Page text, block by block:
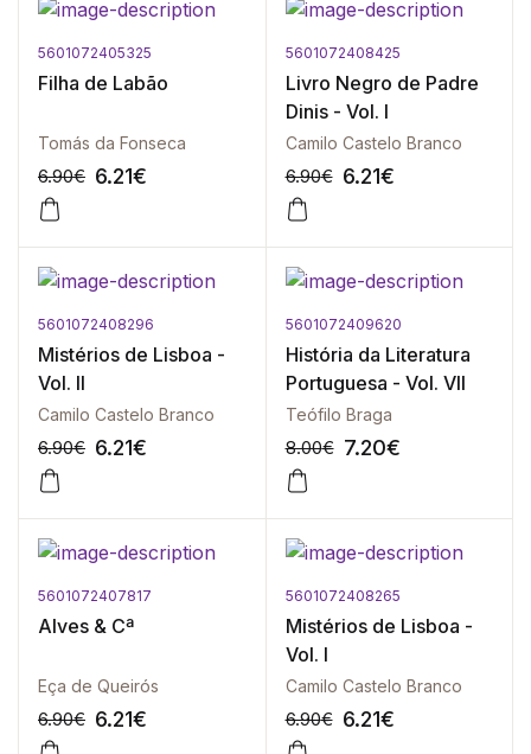
5601072405325
Filha de Labão
Tomás da Fonseca
6.90€ 6.21€
5601072408425
Livro Negro de Padre
Dinis - Vol. I
Camilo Castelo Branco
6.90€ 6.21€
5601072408296
Mistérios de Lisboa -
Vol. II
Camilo Castelo Branco
6.90€ 6.21€
5601072409620
História da Literatura
Portuguesa - Vol. VII
Teófilo Braga
8.00€ 7.20€
5601072407817
Alves & Cª
Eça de Queirós
6.90€ 6.21€
5601072408265
Mistérios de Lisboa -
Vol. I
Camilo Castelo Branco
6.90€ 6.21€